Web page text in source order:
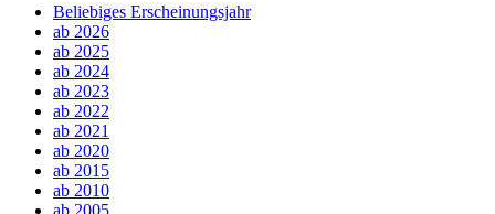
Beliebiges Erscheinungsjahr
ab 2026
ab 2025
ab 2024
ab 2023
ab 2022
ab 2021
ab 2020
ab 2015
ab 2010
ab 2005